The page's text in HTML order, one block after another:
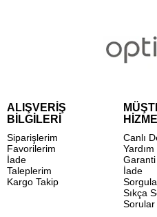
ALIŞVERİŞ
BİLGİLERİ
Siparişlerim
Favorilerim
İade
Taleplerim
Kargo Takip
Canlı
Yardım
İade
Sıkça
Sorular